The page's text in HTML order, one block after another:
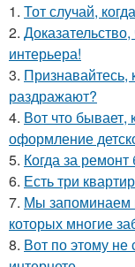
1. Тот случай,
2.
интерьера!
3. Признавайтесь,
раздражают?
4. Вот что бывает,
оформление
5. Когда за
6. Есть три
7. Мы запоминаем
которых многие
8. Вот по этому